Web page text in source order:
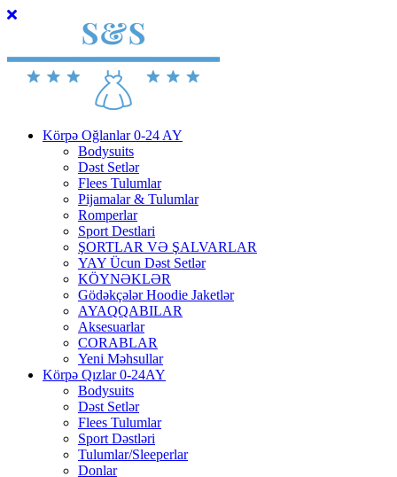
Körpə Oğlanlar 0-24 AY
Bodysuits
Dəst Setlər
Flees Tulumlar
Pijamalar & Tulumlar
Romperlar
Sport Destlari
ŞORTLAR VƏ ŞALVARLAR
YAY Ücun Dəst Setlər
KÖYNƏKLƏR
Gödəkçələr Hoodie Jaketlər
AYAQQABILAR
Aksesuarlar
CORABLAR
Yeni Məhsullar
Körpə Qızlar 0-24AY
Bodysuits
Dəst Setlər
Flees Tulumlar
Sport Dəstləri
Tulumlar/Sleeperlar
Donlar